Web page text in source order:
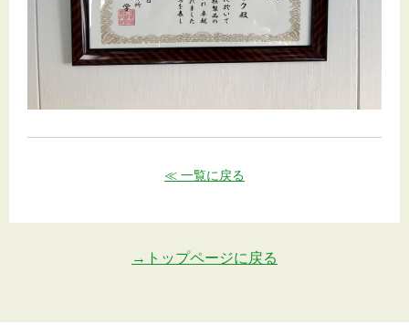
≪ 一覧に戻る
→トップページに戻る